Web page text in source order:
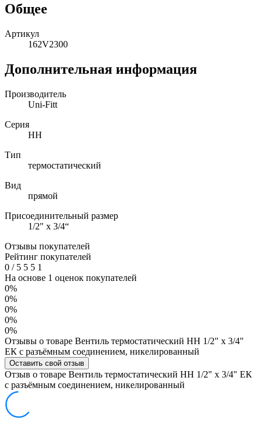
Общее
Артикул
162V2300
Дополнительная информация
Производитель
Uni-Fitt
Серия
HH
Тип
термостатический
Вид
прямой
Присоединительный размер
1/2" х 3/4“
Отзывы покупателей
Рейтинг покупателей
0 /5 5 5 1
На основе 1 оценок покупателей
0%
0%
0%
0%
0%
Отзывы о товаре Вентиль термостатический НН 1/2" х 3/4"
ЕК с разъёмным соединением, никелированный
Оставить свой отзыв
Отзыв о товаре Вентиль термостатический НН 1/2" х 3/4" ЕК
с разъёмным соединением, никелированный